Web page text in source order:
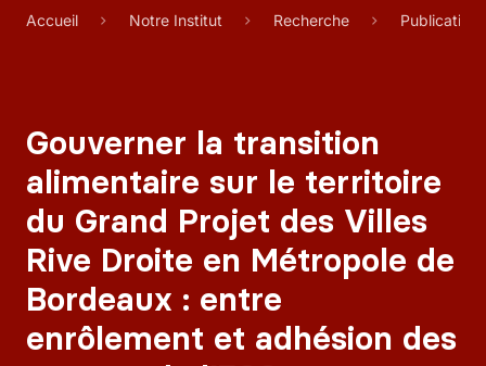
Accueil Notre Institut Recherche
Gouverner la transition
alimentaire sur le territoire
du Grand Projet des Villes
Rive Droite en Métropole de
Bordeaux : entre
enrôlement et adhésion des